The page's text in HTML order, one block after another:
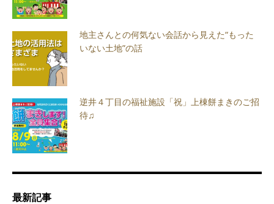
地主さんとの何気ない会話から見えた“もった
いない土地”の話
逆井４丁目の福祉施設「祝」上棟餅まきのご招
待♫
最新記事